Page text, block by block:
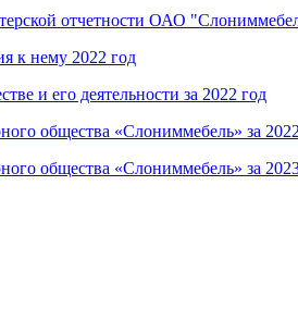
отчетности ОАО
к нему 2022 год
и его деятельности за 2022 год
общества «Слониммебель» за
общества «Слониммебель» за